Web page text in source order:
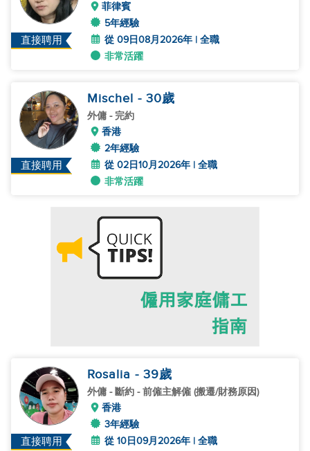
直接聘用
菲律賓
5年經驗
從 09日08月2026年 | 全職
非常活躍
直接聘用
Mischel - 30歲
外傭 - 完約
香港
2年經驗
從 02日10月2026年 | 全職
非常活躍
直接聘用
Rosalia - 39歲
外傭 - 斷約 - 前僱主解僱 (搬遷/財務原因)
香港
3年經驗
從 10日09月2026年 | 全職